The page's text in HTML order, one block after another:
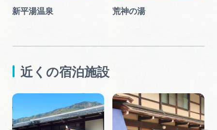
新平湯温泉 荒神の湯
近くの宿泊施設